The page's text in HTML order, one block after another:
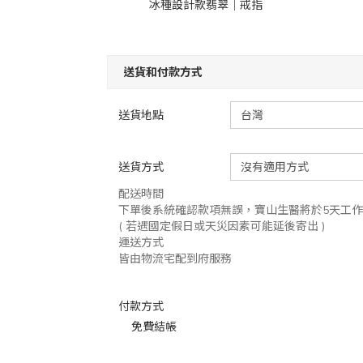
冰種設計款翡翠｜戒指
送貨和付款方式
送貨地點
送貨方式
配送時間
下單後系統確認款項無誤，寶山生醫將於5天工
( 若遇國定假日或天災因素可能延後寄出 )
運送方式
皆由物流宅配到府服務
付款方式
免費結帳